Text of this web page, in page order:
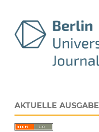
AKTUELLE AUSGABE